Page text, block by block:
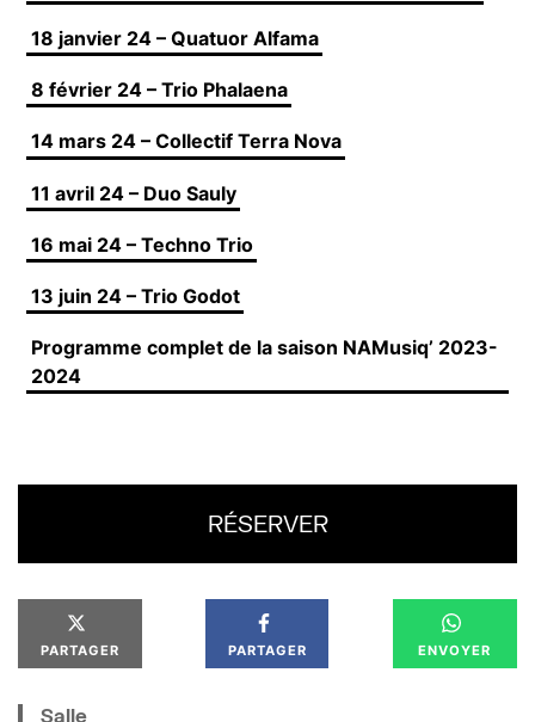
18 janvier 24 – Quatuor Alfama
8 février 24 – Trio Phalaena
14 mars 24 – Collectif Terra Nova
11 avril 24 – Duo Sauly
16 mai 24 – Techno Trio
13 juin 24 – Trio Godot
Programme complet de la saison NAMusiq’ 2023-
2024
RÉSERVER
PARTAGER PARTAGER ENVOYER
Salle